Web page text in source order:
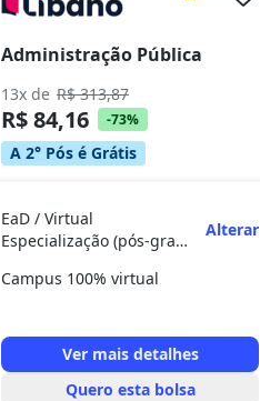
Administração Pública
13x de R$ 313,87
R$ 84,16 -73%
A 2° Pós é Grátis
EaD / Virtual
Especialização (pós-graduação)
Alterar
Campus 100% virtual
Ver mais detalhes
Quero esta bolsa